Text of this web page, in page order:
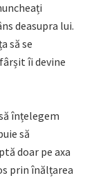
deasupra lui.
să se
îi devine
înțelegem
să
doar pe axa
prin înălțarea